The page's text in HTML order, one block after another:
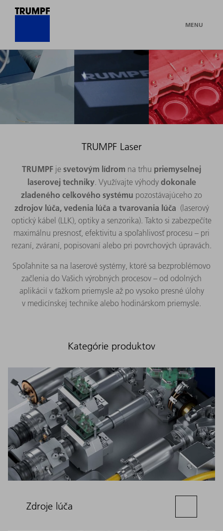
MENU
TRUMPF Laser
TRUMPF je svetovým lídrom na trhu priemyselnej
laserovej techniky. Využívajte výhody dokonale
zladeného celkového systému pozostávajúceho zo
zdrojov lúča, vedenia lúča a tvarovania lúča (laserový
optický kábel (LLK), optiky a senzorika). Takto si zabezpečíte
maximálnu presnosť, efektivitu a spoľahlivosť procesu – pri
rezaní, zváraní, popisovaní alebo pri povrchových úpravách.
Spoľahnite sa na laserové systémy, ktoré sa bezproblémovo
začlenia do Vašich výrobných procesov – od odolných
aplikácií v ťažkom priemysle až po vysoko presné úlohy
v medicínskej technike alebo hodinárskom priemysle.
Kategórie produktov
Zdroje lúča